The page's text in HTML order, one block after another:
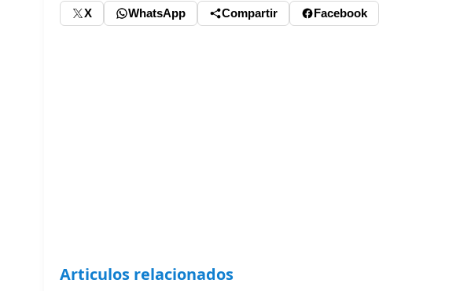
X WhatsApp Compartir Facebook
Articulos relacionados